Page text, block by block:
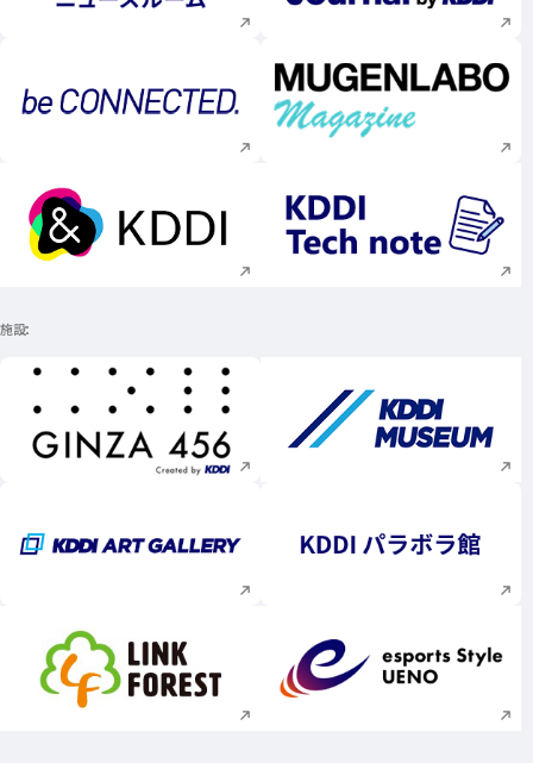
新規ウィンドウで開く 新規ウィンドウで
新規ウィンドウで開く 新規ウィンドウで
施設
新規ウィンドウで開く 新規ウィンドウで
新規ウィンドウで開く 新規ウィンドウで
新規ウィンドウで開く 新規ウィンドウで